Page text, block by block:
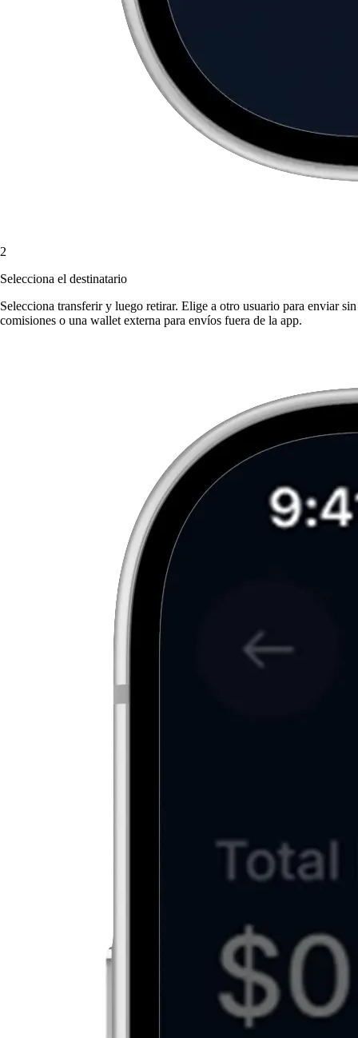
2
Selecciona el destinatario
Selecciona transferir y luego retirar. Elige a otro usuario para enviar sin
comisiones o una wallet externa para envíos fuera de la app.